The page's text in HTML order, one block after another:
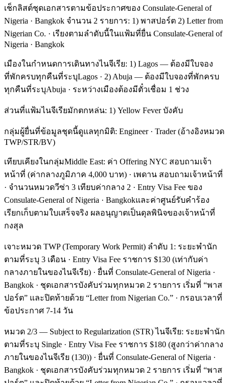
เช็กลิสต์ชุดเอกสารตามข้อประกาศของ Consulate-General of
Nigeria · Bangkok จำนวน 2 รายการ: 1) พาสปอร์ต 2) Letter from
Nigerian Co. · เรียงตามลำดับนี้ในแฟ้มที่ยื่น Consulate-General of
Nigeria · Bangkok
เมืองในกำหนดการเดินทางไนจีเรีย: 1) Lagos — ต้องมีใบจอง
ที่พักครบทุกคืนที่ระบุLagos · 2) Abuja — ต้องมีใบจองที่พักครบ
ทุกคืนที่ระบุAbuja · ระหว่างเมืองต้องมีตั๋วเชื่อม 1 ช่วง
ส่วนที่แฟ้มไนจีเรียมักตกหล่น: 1) Yellow Fever บังคับ
กลุ่มผู้ยื่นที่ข้อมูลชุดนี้ดูแลทุกมิติ: Engineer · Trader (อ้างอิงหมวด
TWP/STR/BV)
เทียบเคียงในกลุ่มMiddle East: ค่า Offering NYC สอบถามเจ้า
หน้าที่ (ค่ากลางภูมิภาค 4,000 บาท) · เพดาน สอบถามเจ้าหน้าที่
· จำนวนหมวดวีซ่า 3 เทียบค่ากลาง 2 · Entry Visa Fee ของ
Consulate-General of Nigeria · Bangkokและค่าศูนย์รับคำร้อง
เรียกเก็บตามใบเสร็จจริง ผลอนุญาตเป็นดุลพินิจของเจ้าหน้าที่
กงสุล
เจาะหมวด TWP (Temporary Work Permit) ลำดับ 1: ระยะพำนัก
ตามที่ระบุ 3 เดือน · Entry Visa Fee ราชการ $130 (เท่ากับค่า
กลางภายในของไนจีเรีย) · ยื่นที่ Consulate-General of Nigeria ·
Bangkok · ชุดเอกสารบังคับร่วมทุกหมวด 2 รายการ เริ่มที่ “พาส
ปอร์ต” และปิดท้ายด้วย “Letter from Nigerian Co.” · กรอบเวลาที่
ข้อประกาศ 7-14 วัน
หมวด 2/3 — Subject to Regularization (STR) ไนจีเรีย: ระยะพำนัก
ตามที่ระบุ Single · Entry Visa Fee ราชการ $180 (สูงกว่าค่ากลาง
ภายในของไนจีเรีย (130)) · ยื่นที่ Consulate-General of Nigeria ·
Bangkok · ชุดเอกสารบังคับร่วมทุกหมวด 2 รายการ เริ่มที่ “พาส